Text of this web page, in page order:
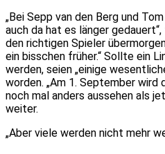
„Bei Sepp van den Berg und
auch da hat es länger
den richtigen Spieler
ein bisschen früher.“ Sollte ein
werden, seien „einige
worden. „Am 1. September wird
noch mal anders aussehen als
weiter.
„Aber viele werden nicht mehr